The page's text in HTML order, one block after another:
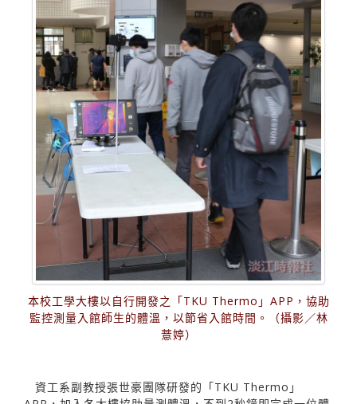
本校工學大樓以自行開發之「TKU Thermo」APP，協助
監控測量入館師生的體溫，以節省入館時間。（攝影／林
薏婷）
資工系副教授張世豪團隊研發的「TKU Thermo」